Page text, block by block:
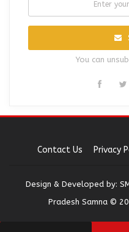
You can
Contact Us Privacy
Design & Developed by:
Pradesh Samna ©